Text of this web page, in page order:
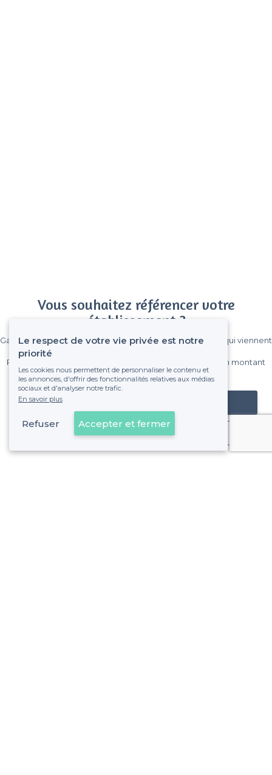
Vous souhaitez référencer votre
établissement ?
Gagnez de nombreux clients parmi le million de visiteurs qui viennent
Pas de commissions et sans engagement, vous payez un montant
fixe sans risque de voir déraper la facture.
Référencer mon établissement
Déjà client
Le respect de votre vie privée est notre
priorité
Les cookies nous permettent de personnaliser le contenu et
les annonces, d'offrir des fonctionnalités relatives aux médias
sociaux et d'analyser notre trafic.
En savoir plus
Refuser Accepter et fermer